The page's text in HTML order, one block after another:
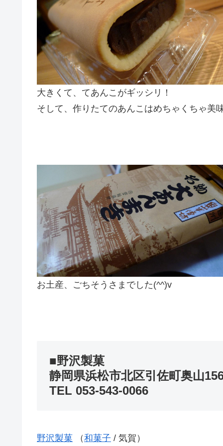
大きくて、てあんこがギッシリ！
そして、作りたてのあんこはめちゃくちゃ美
お土産、ごちそうさまでした(^^)v
■野沢製菓
静岡県浜松市北区引佐町奥山
TEL 053-543-0066
野沢製菓 （和菓子 / 気賀）